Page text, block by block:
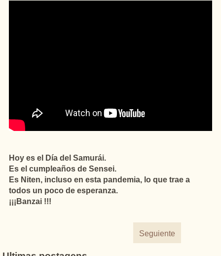
Hoy es el Día del Samurái.
Es el cumpleaños de Sensei.
Es Niten, incluso en esta pandemia, lo que trae a
todos un poco de esperanza.
¡¡¡Banzai !!!
Seguiente